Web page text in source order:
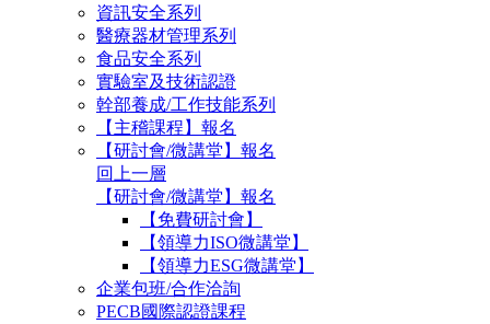
資訊安全系列
醫療器材管理系列
食品安全系列
實驗室及技術認證
幹部養成/工作技能系列
【主稽課程】報名
【研討會/微講堂】報名
回上一層
【研討會/微講堂】報名
【免費研討會】
【領導力ISO微講堂】
【領導力ESG微講堂】
企業包班/合作洽詢
PECB國際認證課程